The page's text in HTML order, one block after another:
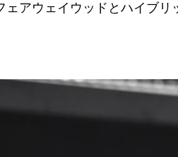
アウェイウッドとハイブ